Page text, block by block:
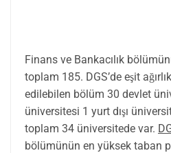
Finans ve Bankacılık
toplam 185. DGS’de eşit
edilebilen bölüm 30 devlet
üniversitesi 1 yurt dışı
toplam 34 üniversitede var.
bölümünün en yüksek taban